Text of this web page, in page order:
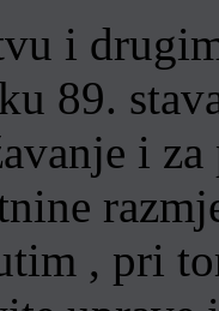
i
89.
i
, pri